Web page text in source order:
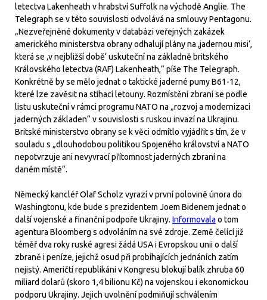
letectva Lakenheath v hrabství Suffolk na východě Anglie. The
Telegraph se v této souvislosti odvolává na smlouvy Pentagonu.
„Nezveřejněné dokumenty v databázi veřejných zakázek
amerického ministerstva obrany odhalují plány na ‚jadernou misi‘,
která se ‚v nejbližší době‘ uskuteční na základně britského
Královského letectva (RAF) Lakenheath,“ píše The Telegraph.
Konkrétně by se mělo jednat o taktické jaderné pumy B61-12,
které lze zavěsit na stíhací letouny. Rozmístění zbraní se podle
listu uskuteční v rámci programu NATO na „rozvoj a modernizaci
jaderných základen“ v souvislosti s ruskou invazí na Ukrajinu.
Britské ministerstvo obrany se k věci odmítlo vyjádřit s tím, že v
souladu s „dlouhodobou politikou Spojeného království a NATO
nepotvrzuje ani nevyvrací přítomnost jaderných zbraní na
daném místě“.
Německý kancléř Olaf Scholz vyrazí v první polovině února do
Washingtonu, kde bude s prezidentem Joem Bidenem jednat o
další vojenské a finanční podpoře Ukrajiny. Informovala o tom
agentura Bloomberg s odvoláním na své zdroje. Země čelící již
téměř dva roky ruské agresi žádá USA i Evropskou unii o další
zbraně i peníze, jejichž osud při probíhajících jednáních zatím
nejistý. Američtí republikáni v Kongresu blokují balík zhruba 60
miliard dolarů (skoro 1,4 bilionu Kč) na vojenskou i ekonomickou
podporu Ukrajiny. Jejich uvolnění podmiňují schválením